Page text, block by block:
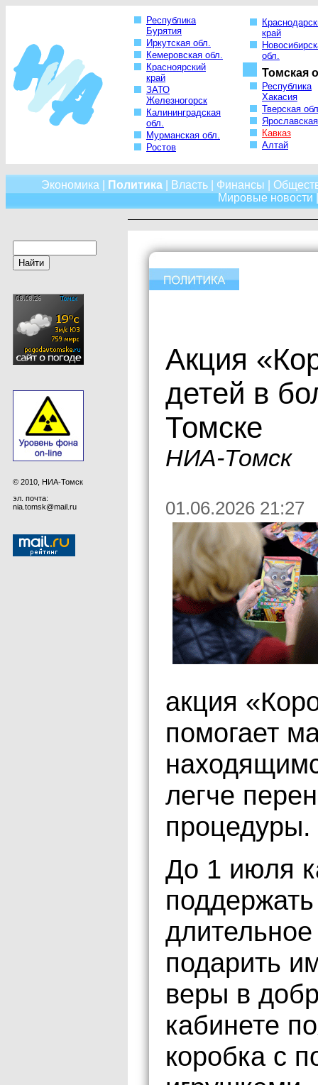
Республика
Бурятия
Иркутская обл.
Кемеровская обл.
Красноярский
край
ЗАТО
Железногорск
Калининградская
обл.
Мурманская обл.
Ростов
край
обл.
Томская
Республика
Хакасия
Тверская
Кавказ
Алтай
Экономика Политика| Власть| Финансы
Мировые новости
© 2010, НИА-Томск
эл. почта:
nia.tomsk@mail.ru
Акция
детей в
Томске
НИА-Томск
01.06.2026 21:27
акция
помогает
легче
процедуры.
До 1 июля
подарить
веры в
кабинете
коробка с